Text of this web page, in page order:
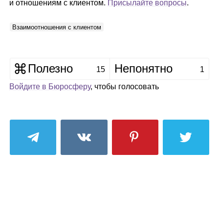
и отношениям с клиентом. Присылайте вопросы.
Взаимоотношения с клиентом
Полезно 15 Непонятно 1
Войдите в Бюросферу, чтобы голосовать